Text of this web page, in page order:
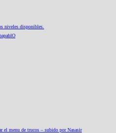
niveles disponibles.
el menu de trucos – subido por Nasasir